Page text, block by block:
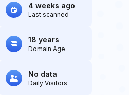
4 weeks ago
Last scanned
18 years
Domain Age
No data
Daily Visitors